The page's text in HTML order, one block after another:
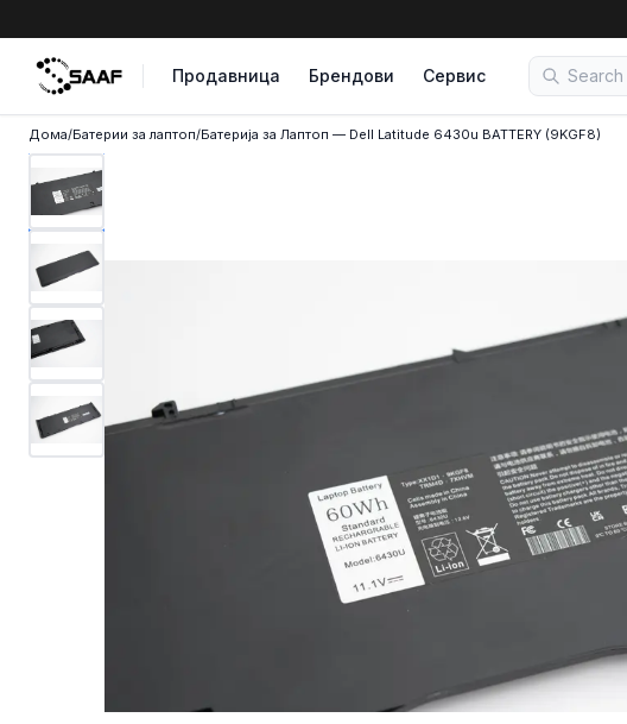
Продавница Брендови Сервис
Дома/Батерии за лаптоп/Батерија за Лаптоп — Dell Latitude 6430u BATTERY (9KGF8)